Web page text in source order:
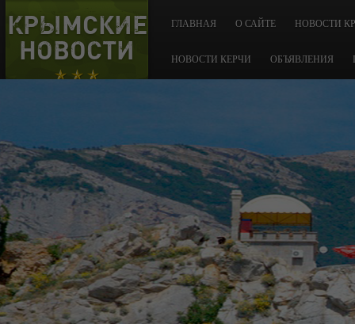
КРЫМСКИЕ
НОВОСТИ
ГЛАВНАЯ О САЙТЕ НОВОСТИ
НОВОСТИ КЕРЧИ ОБЪЯВЛЕНИЯ